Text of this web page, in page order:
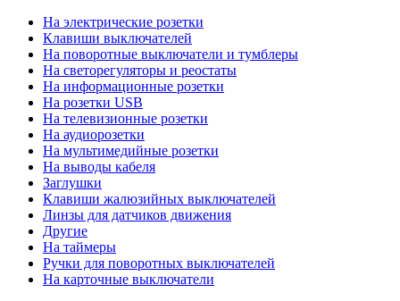
На электрические розетки
Клавиши выключателей
На поворотные выключатели и тумблеры
На светорегуляторы и реостаты
На информационные розетки
На розетки USB
На телевизионные розетки
На аудиорозетки
На мультимедийные розетки
На выводы кабеля
Заглушки
Клавиши жалюзийных выключателей
Линзы для датчиков движения
Другие
На таймеры
Ручки для поворотных выключателей
На карточные выключатели